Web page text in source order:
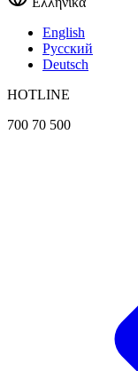
English
Русский
Deutsch
HOTLINE
700 70 500